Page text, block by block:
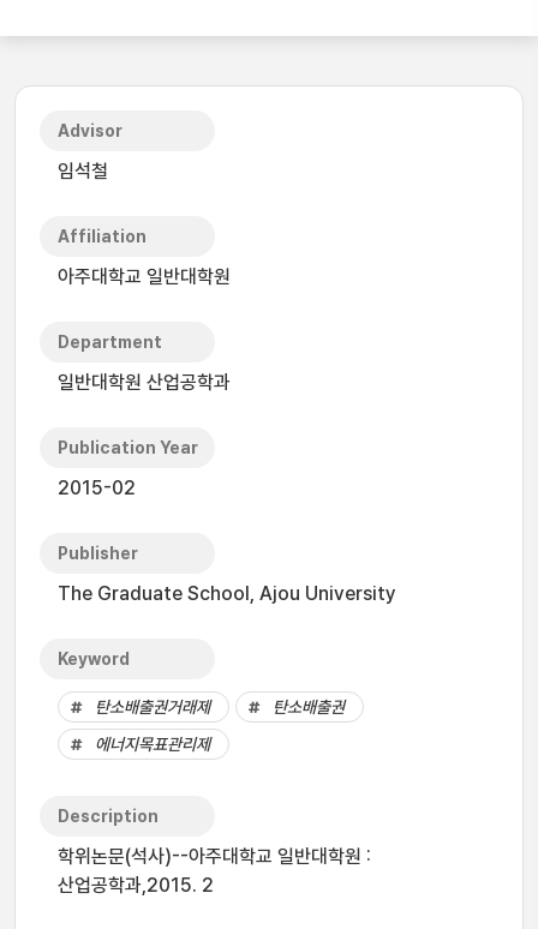
Advisor
임석철
Affiliation
아주대학교 일반대학원
Department
일반대학원 산업공학과
Publication Year
2015-02
Publisher
The Graduate School, Ajou University
Keyword
탄소배출권거래제
탄소배출권
에너지목표관리제
Description
학위논문(석사)--아주대학교 일반대학원 :
산업공학과,2015. 2